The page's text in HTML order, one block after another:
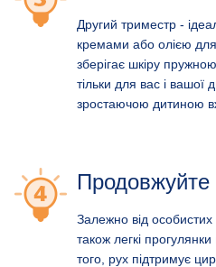
Другий триместр -
кремами або олією для
зберігає шкіру
тільки для вас і вашої
зростаючою дитиною
Продовжуйте
Залежно від особистих
також легкі
того, рух підтримує